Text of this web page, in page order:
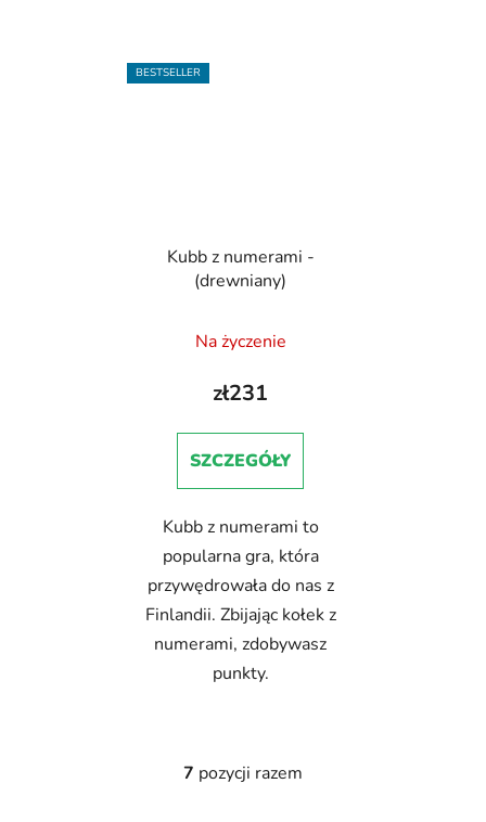
BESTSELLER
Kubb z numerami -
(drewniany)
Na życzenie
zł231
SZCZEGÓŁY
Kubb z numerami to
popularna gra, która
przywędrowała do nas z
Finlandii. Zbijając kołek z
numerami, zdobywasz
punkty.
K
7 pozycji razem